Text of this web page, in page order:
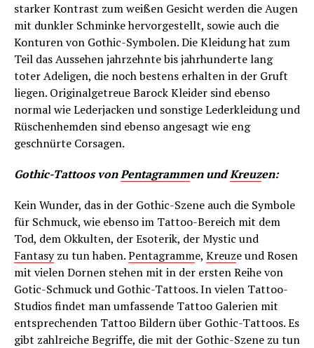
starker Kontrast zum weißen Gesicht werden die Augen
mit dunkler Schminke hervorgestellt, sowie auch die
Konturen von Gothic-Symbolen. Die Kleidung hat zum
Teil das Aussehen jahrzehnte bis jahrhunderte lang
toter Adeligen, die noch bestens erhalten in der Gruft
liegen. Originalgetreue Barock Kleider sind ebenso
normal wie Lederjacken und sonstige Lederkleidung und
Rüschenhemden sind ebenso angesagt wie eng
geschnürte Corsagen.
Gothic-Tattoos vonPentagrammen undKreuzen:
Kein Wunder, das in der Gothic-Szene auch die Symbole
für Schmuck, wie ebenso im Tattoo-Bereich mit dem
Tod, dem Okkulten, der Esoterik, der Mystic und
Fantasyzu tun haben.Pentagramme, Kreuze und Rosen
mit vielen Dornen stehen mit in der ersten Reihe von
Gotic-Schmuck und Gothic-Tattoos. In vielen Tattoo-
Studios findet man umfassende Tattoo Galerien mit
entsprechenden Tattoo Bildern über Gothic-Tattoos. Es
gibt zahlreiche Begriffe, die mit der Gothic-Szene zu tun